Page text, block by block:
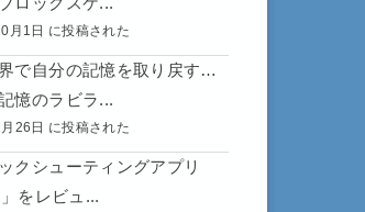
月1日 に投稿された
で自分の記憶を取り戻す…
記憶のラビラ...
26日 に投稿された
クシューティングアプリ
」をレビュ...